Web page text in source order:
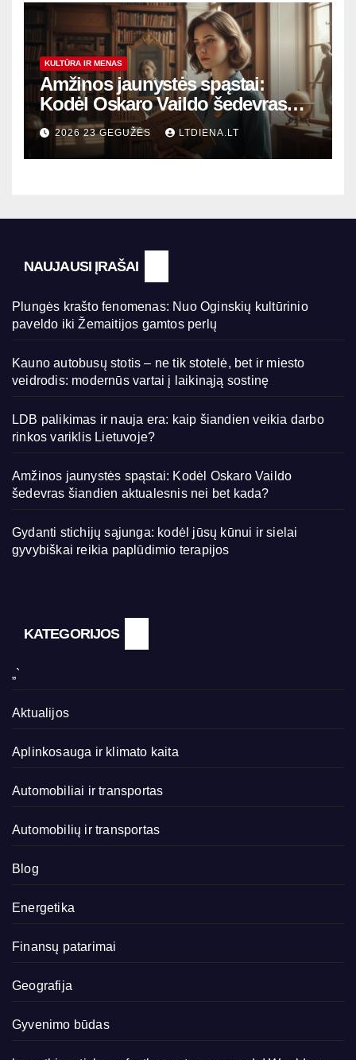
KULTŪRA IR MENAS
Amžinos jaunystės spąstai:
Kodėl Oskaro Vaildo šedevras
šiandien aktualesnis nei bet
kada?
2026 23 GEGUŽĖS LTDIENA.LT
NAUJAUSI ĮRAŠAI
Plungės krašto fenomenas: Nuo Oginskių kultūrinio
paveldo iki Žemaitijos gamtos perlų
Kauno autobusų stotis – ne tik stotelė, bet ir miesto
veidrodis: modernūs vartai į laikinąją sostinę
LDB palikimas ir nauja era: kaip šiandien veikia darbo
rinkos variklis Lietuvoje?
Amžinos jaunystės spąstai: Kodėl Oskaro Vaildo
šedevras šiandien aktualesnis nei bet kada?
Gydanti stichijų sąjunga: kodėl jūsų kūnui ir sielai
gyvybiškai reikia paplūdimio terapijos
KATEGORIJOS
„`
Aktualijos
Aplinkosauga ir klimato kaita
Automobiliai ir transportas
Automobilių ir transportas
Blog
Energetika
Finansų patarimai
Geografija
Gyvenimo būdas